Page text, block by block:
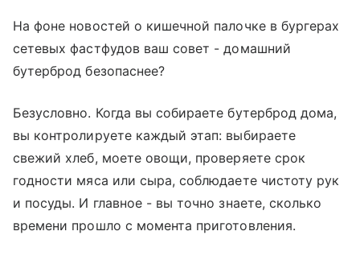
На фоне новостей о кишечной палочке в бургерах
сетевых фастфудов ваш совет - домашний
бутерброд безопаснее?
Безусловно. Когда вы собираете бутерброд дома,
вы контролируете каждый этап: выбираете
свежий хлеб, моете овощи, проверяете срок
годности мяса или сыра, соблюдаете чистоту рук
и посуды. И главное - вы точно знаете, сколько
времени прошло с момента приготовления.